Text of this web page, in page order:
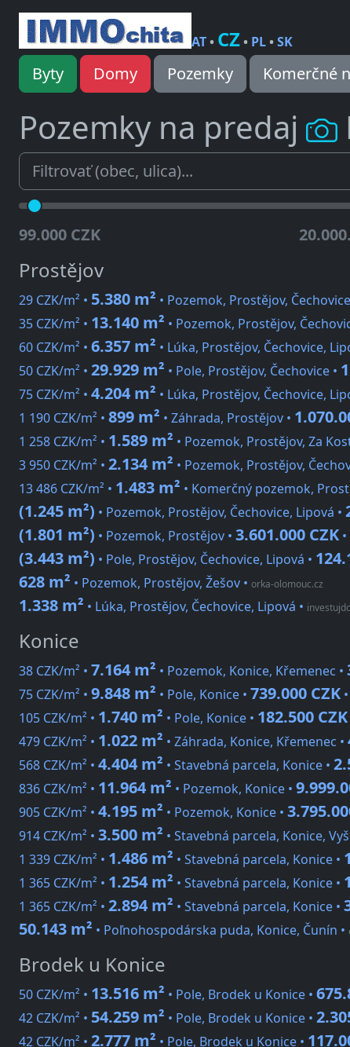
AT• CZ• PL•SK
Byty Domy Pozemky Komerčné
Pozemky na predaj
99.000 CZK
Prostějov
29 CZK/m² • 5.380 m² • Pozemok, Prostějov,
35 CZK/m² • 13.140 m² • Pozemok, Prostějov,
60 CZK/m² • 6.357 m² • Lúka, Prostějov, Čechovice,
50 CZK/m² • 29.929 m² • Pole, Prostějov, Čechovice •
75 CZK/m² • 4.204 m² • Lúka, Prostějov, Čechovice,
1 190 CZK/m² • 899 m² • Záhrada, Prostějov •
1 258 CZK/m² • 1.589 m² • Pozemok, Prostějov, Za
3 950 CZK/m² • 2.134 m² • Pozemok, Prostějov,
13 486 CZK/m² • 1.483 m² • Komerčný pozemok,
(1.245 m²) • Pozemok, Prostějov, Čechovice, Lipová •
(1.801 m²) • Pozemok, Prostějov • 3.601.000 CZK •
(3.443 m²) • Pole, Prostějov, Čechovice, Lipová •
628 m² • Pozemok, Prostějov, Žešov • orka-olomouc.cz
1.338 m² • Lúka, Prostějov, Čechovice, Lipová •
Konice
38 CZK/m² • 7.164 m² • Pozemok, Konice, Křemenec •
75 CZK/m² • 9.848 m² • Pole, Konice • 739.000 CZK •
105 CZK/m² • 1.740 m² • Pole, Konice • 182.500 CZK
479 CZK/m² • 1.022 m² • Záhrada, Konice, Křemenec •
568 CZK/m² • 4.404 m² • Stavebná parcela, Konice •
836 CZK/m² • 11.964 m² • Pozemok, Konice •
905 CZK/m² • 4.195 m² • Pozemok, Konice •
914 CZK/m² • 3.500 m² • Stavebná parcela, Konice,
1 339 CZK/m² • 1.486 m² • Stavebná parcela, Konice •
1 365 CZK/m² • 1.254 m² • Stavebná parcela, Konice •
1 365 CZK/m² • 2.894 m² • Stavebná parcela, Konice •
50.143 m² • Poľnohospodárska puda, Konice, Čunín •
Brodek u Konice
50 CZK/m² • 13.516 m² • Pole, Brodek u Konice •
42 CZK/m² • 54.259 m² • Pole, Brodek u Konice •
42 CZK/m² • 2.777 m² • Pole, Brodek u Konice •